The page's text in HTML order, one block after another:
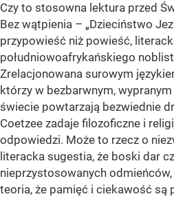
Czy to stosowna lektura przed
Bez wątpienia – „Dzieciństwo
przypowieść niż powieść,
południowoafrykańskiego
Zrelacjonowana surowym
którzy w bezbarwnym,
świecie powtarzają bezwiednie
Coetzee zadaje filozoficzne i
odpowiedzi. Może to rzecz o
literacka sugestia, że boski dar
nieprzystosowanych
teoria, że pamięć i ciekawość są